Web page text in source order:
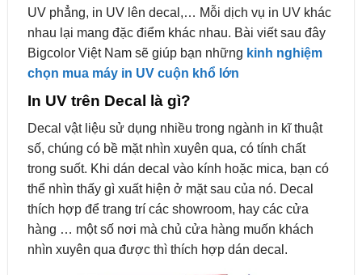
UV phẳng, in UV lên decal,… Mỗi dịch vụ in UV khác
nhau lại mang đặc điểm khác nhau. Bài viết sau đây
Bigcolor Việt Nam sẽ giúp bạn những kinh nghiệm
chọn mua máy in UV cuộn khổ lớn
In UV trên Decal là gì?
Decal vật liệu sử dụng nhiều trong ngành in kĩ thuật
số, chúng có bề mặt nhìn xuyên qua, có tính chất
trong suốt. Khi dán decal vào kính hoặc mica, bạn có
thể nhìn thấy gì xuất hiện ở mặt sau của nó. Decal
thích hợp để trang trí các showroom, hay các cửa
hàng … một số nơi mà chủ cửa hàng muốn khách
nhìn xuyên qua được thì thích hợp dán decal.